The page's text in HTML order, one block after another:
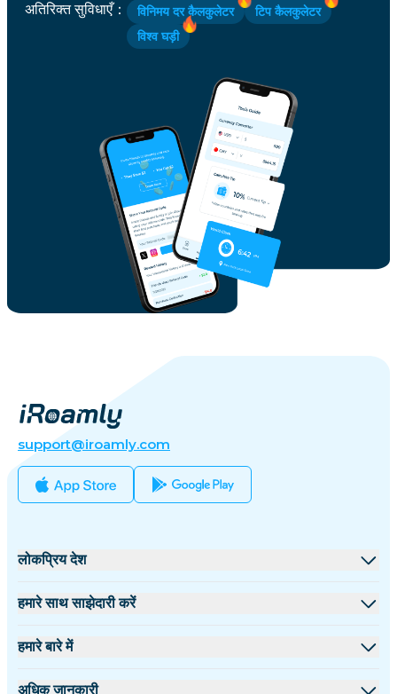
अतिरिक्त सुविधाएँ： विनिमय दर कैलकुलेटर
टिप कैलकुलेटर
विश्व घड़ी
support@iroamly.com
लोकप्रिय देश
संयुक्त राज्य
हमारे साथ साझेदारी करें
थोक मंच
हमारे बारे में
iRoamly के बारे में
अधिक जानकारी